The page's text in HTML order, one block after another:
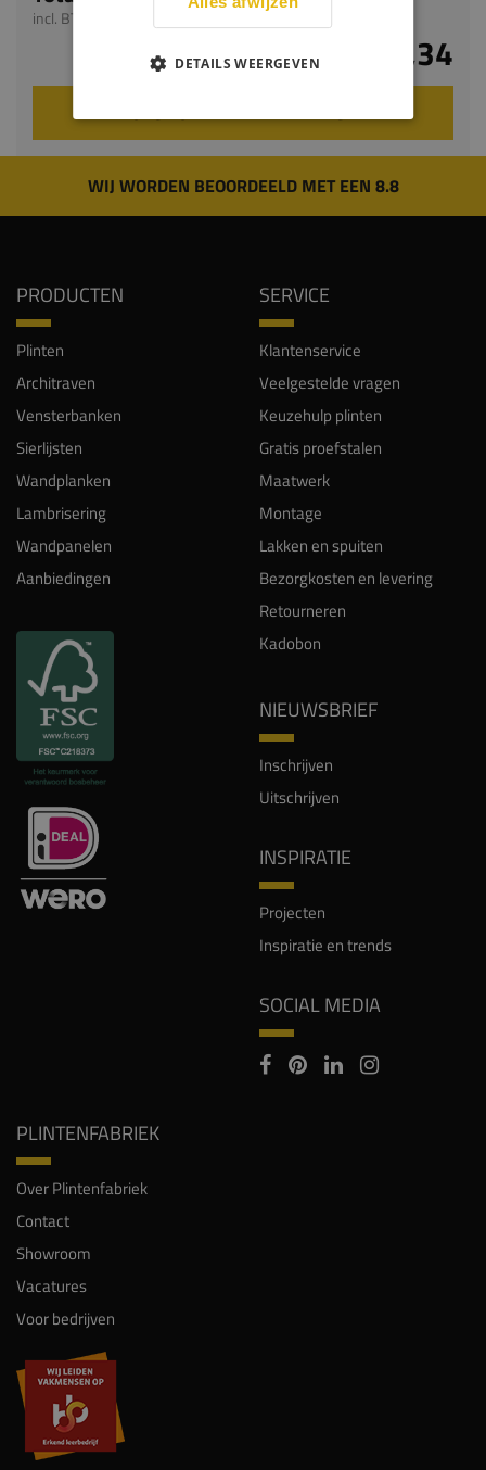
incl. BTW
€ 13,34
VOEG TOE AAN WINKELWAGEN
WIJ WORDEN BEOORDEELD MET EEN 8.8
PRODUCTEN
Plinten
Architraven
Vensterbanken
Sierlijsten
Wandplanken
Lambrisering
Wandpanelen
Aanbiedingen
SERVICE
Klantenservice
Veelgestelde vragen
Keuzehulp plinten
Gratis proefstalen
Maatwerk
Montage
Lakken en spuiten
Bezorgkosten en levering
Retourneren
Kadobon
NIEUWSBRIEF
Inschrijven
Uitschrijven
INSPIRATIE
Projecten
Inspiratie en trends
SOCIAL MEDIA
PLINTENFABRIEK
Over Plintenfabriek
Contact
Showroom
Vacatures
Voor bedrijven
DETAILS WEERGEVEN